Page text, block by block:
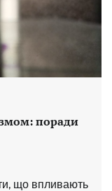
поради
що впливають